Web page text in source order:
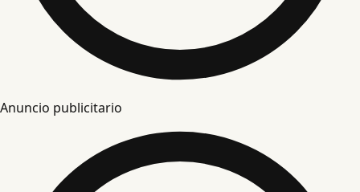
Anuncio publicitario